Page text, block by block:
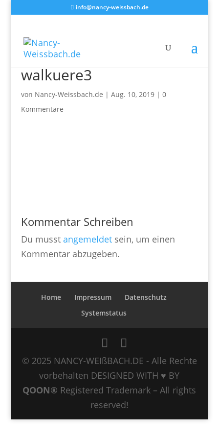
info@nancy-weissbach.de
walkuere3
von Nancy-Weissbach.de | Aug. 10, 2019| 0
Kommentare
Kommentar Schreiben
Du musst angemeldetsein, um einen
Kommentar abzugeben.
Home Impressum
Datenschutz
Systemstatus
© 2025 NANCY-WEIßBACH.DE - Alle Rechte
vorbehalten DESIGNED WITH ♥ BY
QOON® Registered Trademark – All rights
reserved!